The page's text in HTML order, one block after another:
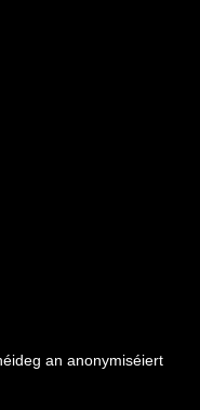
an anonymiséiert